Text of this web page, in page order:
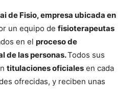
de Fisio, empresa ubicada en
un equipo de fisioterapeutas
en el proceso de
de las personas.Todos sus
titulaciones oficiales en cada
ofrecidas, y reciben unas